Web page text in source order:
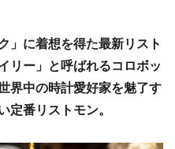
」に着想を得た最新リスト
リー」と呼ばれるコロボッ
界中の時計愛好家を魅了す
定番リストモン。